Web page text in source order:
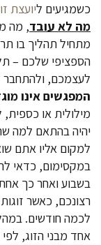
כשמגיעים ליועצת
מה לא עובד, מה
מתחיל תהליך בו
הספציפי שלכם –
לעצמכם, ולהתחבר
המפגשים אינו
מילולית או
יהיה בהתאם למה
למקום אליו אתם
במקסימום, כדאי
בשבוע ואחר כך
רצונכם, כאשר
לכמה חודשים.
אחד מבני הזוג, לפי